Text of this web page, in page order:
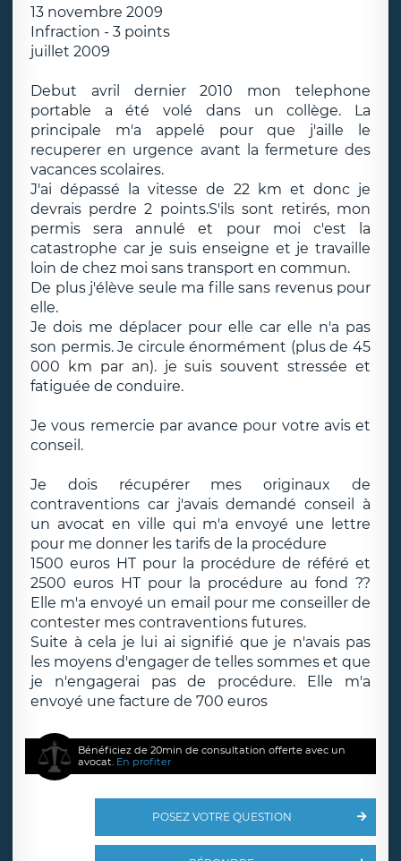
13 novembre 2009
Infraction - 3 points
juillet 2009
Debut avril dernier 2010 mon telephone
portable a été volé dans un collège. La
principale m'a appelé pour que j'aille le
recuperer en urgence avant la fermeture des
vacances scolaires.
J'ai dépassé la vitesse de 22 km et donc je
devrais perdre 2 points.S'ils sont retirés, mon
permis sera annulé et pour moi c'est la
catastrophe car je suis enseigne et je travaille
loin de chez moi sans transport en commun.
De plus j'élève seule ma fille sans revenus pour
elle.
Je dois me déplacer pour elle car elle n'a pas
son permis. Je circule énormément (plus de 45
000 km par an). je suis souvent stressée et
fatiguée de conduire.
Je vous remercie par avance pour votre avis et
conseil.
Je dois récupérer mes originaux de
contraventions car j'avais demandé conseil à
un avocat en ville qui m'a envoyé une lettre
pour me donner les tarifs de la procédure
1500 euros HT pour la procédure de référé et
2500 euros HT pour la procédure au fond ??
Elle m'a envoyé un email pour me conseiller de
contester mes contraventions futures.
Suite à cela je lui ai signifié que je n'avais pas
les moyens d'engager de telles sommes et que
je n'engagerai pas de procédure. Elle m'a
envoyé une facture de 700 euros
Bénéficiez de 20min de consultation offerte avec un
avocat. En profiter
POSEZ VOTRE QUESTION